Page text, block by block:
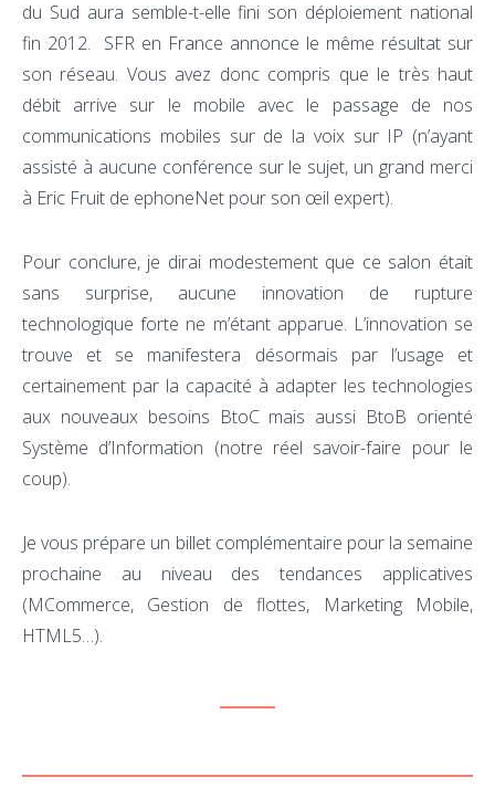
du Sud aura semble-t-elle fini son déploiement national
fin 2012. SFR en France annonce le même résultat sur
son réseau. Vous avez donc compris que le très haut
débit arrive sur le mobile avec le passage de nos
communications mobiles sur de la voix sur IP (n’ayant
assisté à aucune conférence sur le sujet, un grand merci
à Eric Fruit de ephoneNet pour son œil expert).
Pour conclure, je dirai modestement que ce salon était
sans surprise, aucune innovation de rupture
technologique forte ne m’étant apparue. L’innovation se
trouve et se manifestera désormais par l’usage et
certainement par la capacité à adapter les technologies
aux nouveaux besoins BtoC mais aussi BtoB orienté
Système d’Information (notre réel savoir-faire pour le
coup).
Je vous prépare un billet complémentaire pour la semaine
prochaine au niveau des tendances applicatives
(MCommerce, Gestion de flottes, Marketing Mobile,
HTML5…).